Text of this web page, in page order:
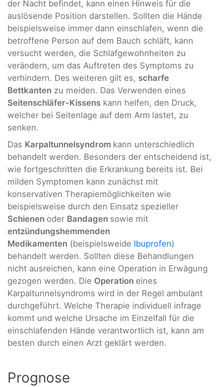
der Nacht befindet, kann einen Hinweis für die
auslösende Position darstellen. Sollten die Hände
beispielsweise immer dann einschlafen, wenn die
betroffene Person auf dem Bauch schläft, kann
versucht werden, die Schlafgewohnheiten zu
verändern, um das Auftreten des Symptoms zu
verhindern. Des weiteren gilt es, scharfe
Bettkanten zu meiden. Das Verwenden eines
Seitenschläfer-Kissens kann helfen, den Druck,
welcher bei Seitenlage auf dem Arm lastet, zu
senken.
Das Karpaltunnelsyndrom kann unterschiedlich
behandelt werden. Besonders der entscheidend ist,
wie fortgeschritten die Erkrankung bereits ist. Bei
milden Symptomen kann zunächst mit
konservativen Therapiemöglichkeiten wie
beispielsweise durch den Einsatz spezieller
Schienen oder Bandagen sowie mit
entzündungshemmenden
Medikamenten (beispielsweide Ibuprofen)
behandelt werden. Sollten diese Behandlungen
nicht ausreichen, kann eine Operation in Erwägung
gezogen werden. Die Operation eines
Karpaltunnelsyndroms wird in der Regel ambulant
durchgeführt. Welche Therapie individuell infrage
kommt und welche Ursache im Einzelfall für die
einschlafenden Hände verantwortlich ist, kann am
besten durch einen Arzt geklärt werden.
Prognose